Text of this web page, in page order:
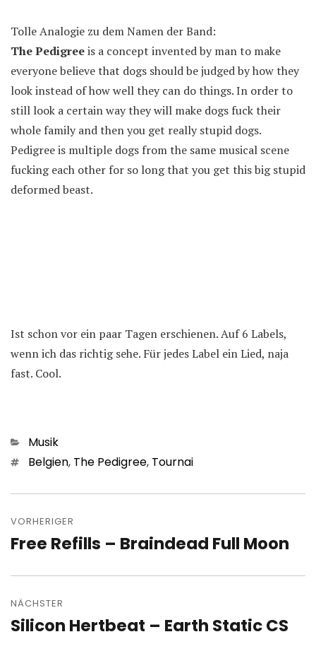
Tolle Analogie zu dem Namen der Band:
The Pedigreeis a concept invented by man to make
everyone believe that dogs should be judged by how they
look instead of how well they can do things. In order to
still look a certain way they will make dogs fuck their
whole family and then you get really stupid dogs.
Pedigree is multiple dogs from the same musical scene
fucking each other for so long that you get this big stupid
deformed beast.
Ist schon vor ein paar Tagen erschienen. Auf 6 Labels,
wenn ich das richtig sehe. Für jedes Label ein Lied, naja
fast. Cool.
Kategorien
Musik
Schlagwörter
Belgien, The Pedigree, Tournai
VORHERIGER
Vorheriger
Free Refills – Braindead Full Moon
NÄCHSTER
Nächster
Silicon Hertbeat – Earth Static CS